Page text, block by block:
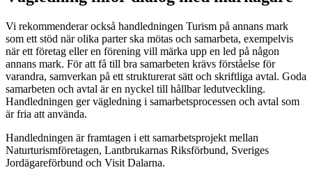
Vi rekommenderar också handledningen Turism på annans mark
som ett stöd när olika parter ska mötas och samarbeta, exempelvis
när ett företag eller en förening vill märka upp en led på någon
annans mark. För att få till bra samarbeten krävs förståelse för
varandra, samverkan på ett strukturerat sätt och skriftliga avtal. Goda
samarbeten och avtal är en nyckel till hållbar ledutveckling.
Handledningen ger vägledning i samarbetsprocessen och avtal som
är fria att använda.
Handledningen är framtagen i ett samarbetsprojekt mellan
Naturturismföretagen, Lantbrukarnas Riksförbund, Sveriges
Jordägareförbund och Visit Dalarna.